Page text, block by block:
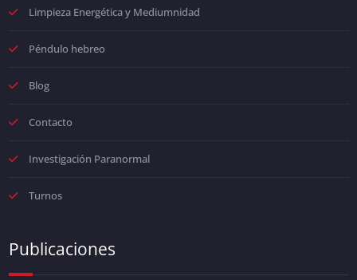
Limpieza Energética y Mediumnidad
Péndulo hebreo
Blog
Contacto
Investigación Paranormal
Turnos
Publicaciones